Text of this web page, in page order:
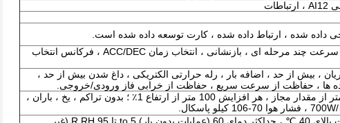
داده شده ، ارتباط داده شده ، کارت توسعه داده شده است.
شروع ، توقف ، FWD/REV ، JOG ، سرعت چند مرحله ای ، بازنشانی ، انتخاب زمان ACC/DEC ، فرکانس انتخاب
، بیش از حد ، اضافه بار ، رله حرارتی الکتریکی ، داغ شدن بیش از حد ،
ها ، حفاظت از سرعت سریع ، حفاظت از خرابی فاز ورودی/خروجی.
ارتفاع m 1000 متر ، بالاتر از 1000 متر از مقدار مجاز ، هر افزایش 100 متر از ارتفاع 1٪ ؛ بدون تراکم ، یخ ، باران ،